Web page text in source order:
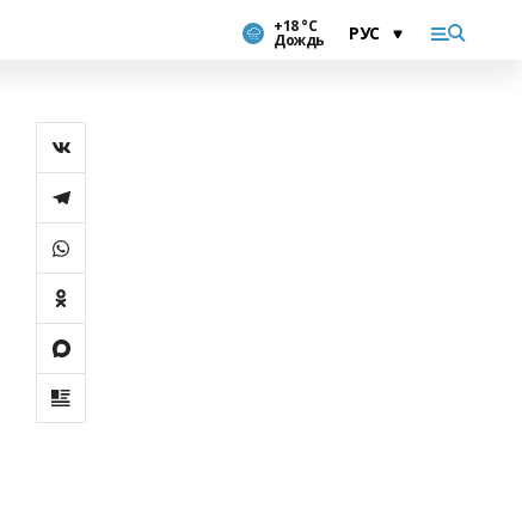
+18 °С
Дождь